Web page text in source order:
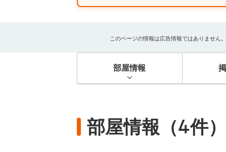
このページの情報は広告情報ではありませ
部屋情報
部屋情報（4件）